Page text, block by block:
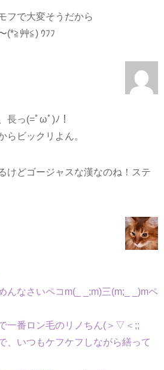
フで大変そうだから
(*≧艸≦) ｳﾌﾌ
長っ(=ﾟωﾟ)ﾉ！
らビックリよん。
けどゴージャスな漢なのね！ステ
んなさいペコm(_ _;m)三(m;_ _)mペ
一番ロン毛のリノちん(＞▽＜;;
、いつもケフケフしながら繕って